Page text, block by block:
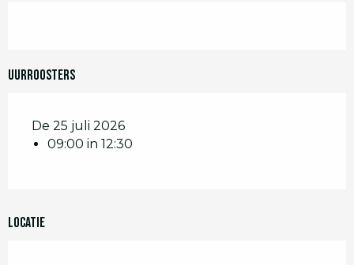
Uurroosters
De 25 juli 2026
09:00 in 12:30
Locatie